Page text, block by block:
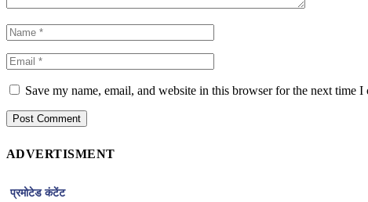
Save my name, email, and website in this browser for the next time I
ADVERTISMENT